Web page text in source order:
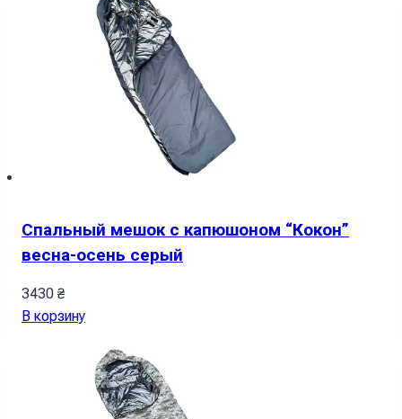
Спальный мешок с капюшоном “Кокон”
весна-осень серый
3430 ₴
В корзину